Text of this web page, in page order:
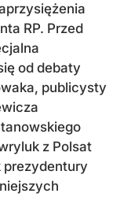
RP. Przed
od debaty
publicysty
z Polsat
prezydentury